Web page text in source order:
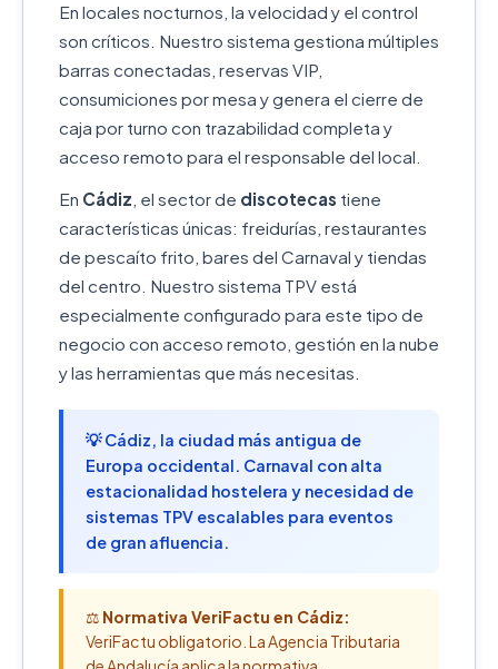
En locales nocturnos, la velocidad y el control
son críticos. Nuestro sistema gestiona múltiples
barras conectadas, reservas VIP,
consumiciones por mesa y genera el cierre de
caja por turno con trazabilidad completa y
acceso remoto para el responsable del local.
En Cádiz , el sector de discotecas tiene
características únicas: freidurías, restaurantes
de pescaíto frito, bares del Carnaval y tiendas
del centro. Nuestro sistema TPV está
especialmente configurado para este tipo de
negocio con acceso remoto, gestión en la nube
y las herramientas que más necesitas.
💡 Cádiz, la ciudad más antigua de
Europa occidental. Carnaval con alta
estacionalidad hostelera y necesidad de
sistemas TPV escalables para eventos
de gran afluencia.
⚖️ Normativa VeriFactu en Cádiz:
VeriFactu obligatorio. La Agencia Tributaria